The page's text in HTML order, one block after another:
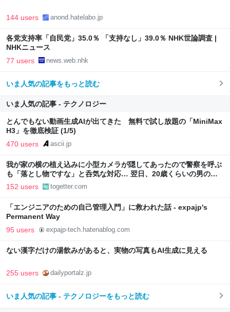
144 users anond.hatelabo.jp
各党支持率「自民党」35.0％ 「支持なし」39.0％ NHK世論調査 |
NHKニュース
77 users news.web.nhk
いま人気の記事をもっと読む
いま人気の記事 - テクノロジー
とんでもない動画生成AIが出てきた 無料で試し放題の「MiniMax
H3」を徹底検証 (1/5)
470 users ascii.jp
我が家の横の植え込みに小型カメラが隠してあったので警察を呼ぶ
も「落とし物ですな」と呑気な対応… 翌日、20歳くらいの男の子
が我が家にやってきて「この辺にカメラ落としたんですけど…」
152 users togetter.com
「エンジニアのための自己管理入門」に救われた話 - expajp's
Permanent Way
95 users expajp-tech.hatenablog.com
ない漢字だけの湯飲みがあると、実物の写真もAI生成に見える
255 users dailyportalz.jp
いま人気の記事 - テクノロジーをもっと読む